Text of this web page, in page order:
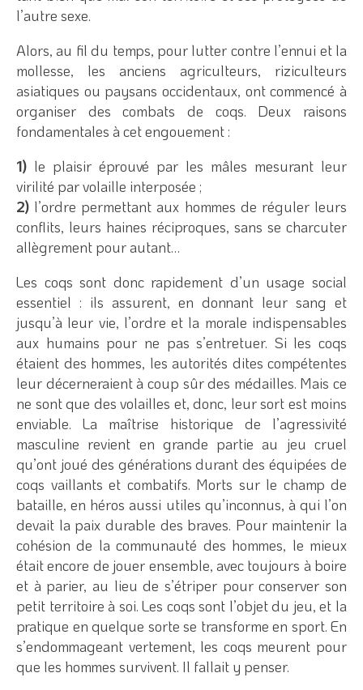
l’autre sexe.
Alors, au fil du temps, pour lutter contre l’ennui et la
mollesse, les anciens agriculteurs, riziculteurs
asiatiques ou paysans occidentaux, ont commencé à
organiser des combats de coqs. Deux raisons
fondamentales à cet engouement :
1) le plaisir éprouvé par les mâles mesurant leur
virilité par volaille interposée ;
2) l’ordre permettant aux hommes de réguler leurs
conflits, leurs haines réciproques, sans se charcuter
allègrement pour autant…
Les coqs sont donc rapidement d’un usage social
essentiel : ils assurent, en donnant leur sang et
jusqu’à leur vie, l’ordre et la morale indispensables
aux humains pour ne pas s’entretuer. Si les coqs
étaient des hommes, les autorités dites compétentes
leur décerneraient à coup sûr des médailles. Mais ce
ne sont que des volailles et, donc, leur sort est moins
enviable. La maîtrise historique de l’agressivité
masculine revient en grande partie au jeu cruel
qu’ont joué des générations durant des équipées de
coqs vaillants et combatifs. Morts sur le champ de
bataille, en héros aussi utiles qu’inconnus, à qui l’on
devait la paix durable des braves. Pour maintenir la
cohésion de la communauté des hommes, le mieux
était encore de jouer ensemble, avec toujours à boire
et à parier, au lieu de s’étriper pour conserver son
petit territoire à soi. Les coqs sont l’objet du jeu, et la
pratique en quelque sorte se transforme en sport. En
s’endommageant vertement, les coqs meurent pour
que les hommes survivent. Il fallait y penser.